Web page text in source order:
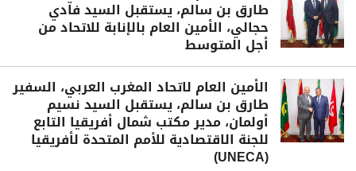
طارق بن سالم، يستقبل السيد فادي
حجالي، الأمين العام بالإنابة للاتحاد من
أجل المتوسط
الأمين العام لاتحاد المغرب العربي، السفير
طارق بن سالم، يستقبل السيد نسيم
أولمان، مدير مكتب شمال أفريقيا التابع
للجنة الاقتصادية للأمم المتحدة لأفريقيا
(UNECA)